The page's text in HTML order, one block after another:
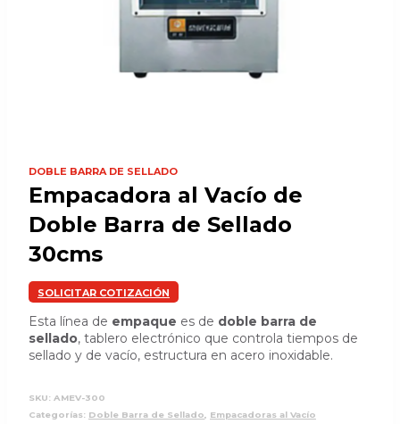
DOBLE BARRA DE SELLADO
Empacadora al Vacío de
Doble Barra de Sellado
30cms
SOLICITAR COTIZACIÓN
Esta línea de empaque es de doble barra de
sellado, tablero electrónico que controla tiempos de
sellado y de vacío, estructura en acero inoxidable.
SKU: AMEV-300
Categorías: Doble Barra de Sellado, Empacadoras al Vacío